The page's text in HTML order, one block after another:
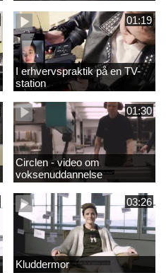
01:19
I erhvervspraktik på en TV-
station
01:30
Circlen - video om
voksenuddannelse
03:26
Kluddermor